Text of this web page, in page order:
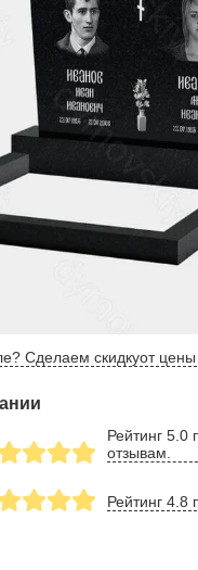
Сделаем скидкуот цены
Рейтинг 5.0
отзывам.
Рейтинг 4.8